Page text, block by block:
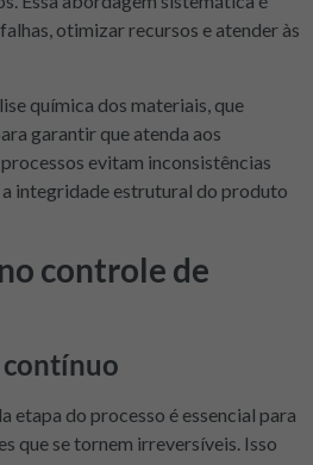
otimizar recursos e atender às
química dos materiais, que
garantir que atenda aos
evitam inconsistências
integridade estrutural do produto
controle de
etapa do processo é essencial para
que se tornem irreversíveis. Isso